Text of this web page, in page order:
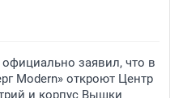
заявил, что в
Modern» откроют Центр
и корпус Вышки